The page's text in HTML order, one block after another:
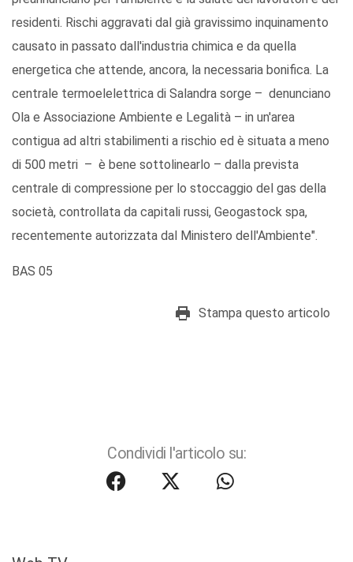
residenti. Rischi aggravati dal già gravissimo inquinamento
causato in passato dall'industria chimica e da quella
energetica che attende, ancora, la necessaria bonifica. La
centrale termoelelettrica di Salandra sorge – denunciano
Ola e Associazione Ambiente e Legalità – in un'area
contigua ad altri stabilimenti a rischio ed è situata a meno
di 500 metri – è bene sottolinearlo – dalla prevista
centrale di compressione per lo stoccaggio del gas della
società, controllata da capitali russi, Geogastock spa,
recentemente autorizzata dal Ministero dell'Ambiente".
BAS 05
Stampa questo articolo
Condividi l'articolo su: